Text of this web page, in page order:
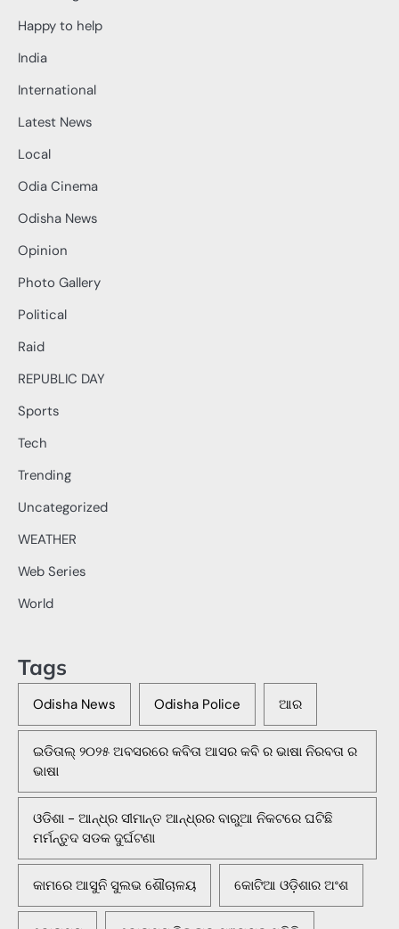
Happy to help
India
International
Latest News
Local
Odia Cinema
Odisha News
Opinion
Photo Gallery
Political
Raid
REPUBLIC DAY
Sports
Tech
Trending
Uncategorized
WEATHER
Web Series
World
Tags
Odisha News Odisha Police ଆର
ଇଡିତାଲ୍ ୨୦୨୫ ଅବସରରେ କବିତା ଆସର କବି ର ଭାଷା ନିରବତା ର
ଭାଷା
ଓଡିଶା - ଆନ୍ଧ୍ର ସୀମାନ୍ତ ଆନ୍ଧ୍ରର ବାରୁଆ ନିକଟରେ ଘଟିଛି
ମର୍ମନ୍ତୁଦ ସଡକ ଦୁର୍ଘଟଣା
କାମରେ ଆସୁନି ସୁଲଭ ଶୌଚାଳୟ କୋଟିଆ ଓଡ଼ିଶାର ଅଂଶ